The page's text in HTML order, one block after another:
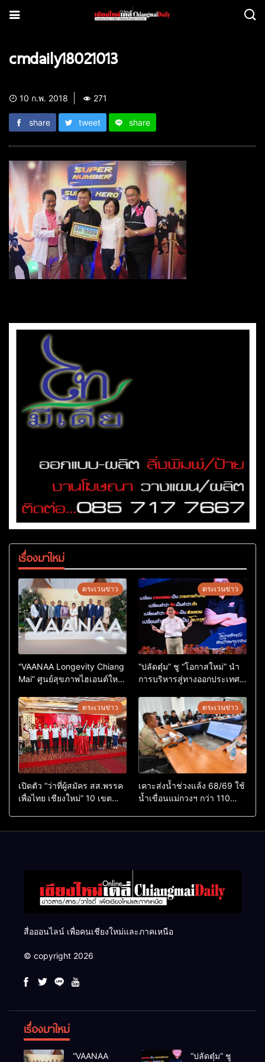
cmdaily18021013
10 ก.พ. 2018 271
share tweet share
เรื่องมาใหม่
ตระเวนข่าว
“VAANAA Longevity Chiang
Mai” ศูนย์สุขภาพไฮเอนต์ใหญ่
ตระเวนข่าว
“ปลัดตุ๋ม” ชู “โอกาสใหม่” นำ
การบริหารสู่ทางออกประเทศ
ตระเวนข่าว
เปิดตัว “ว่าที่ผู้สมัคร สส.พรรค
เพื่อไทย เชียงใหม่” 10 เขต
ตระเวนข่าว
เคาะส่งน้ำช่วงแล้ง 68/69 ใช้
น้ำเขื่อนแม่กวงฯ กว่า 110
สื่อออนไลน์ เพื่อคนเชียงใหม่และภาคเหนือ
© copyright 2026
เรื่องมาใหม่
“VAANAA “ปลัดตุ๋ม” ชู